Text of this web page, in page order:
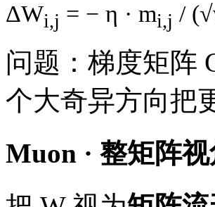
ΔWi,j = − η · mi,j /
问题：梯度矩阵
个大奇异方向把
Muon · 整矩阵视